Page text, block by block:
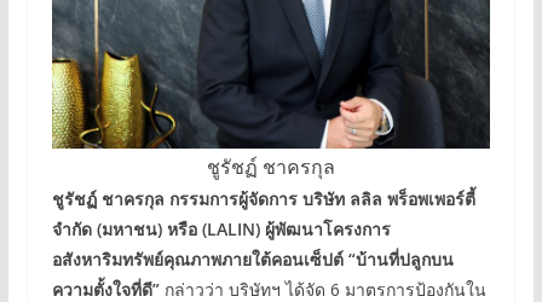
ชูรัชฏ์ ชาครกุล
ชูรัชฏ์ ชาครกุล กรรมการผู้จัดการ บริษัท ลลิล พร็อพเพอร์ตี้
จำกัด (มหาชน) หรือ (LALIN) ผู้พัฒนาโครงการ
อสังหาริมทรัพย์คุณภาพภายใต้คอนเซ็ปต์ “บ้านที่ปลูกบน
ความตั้งใจที่ดี” กล่าวว่า บริษัทฯ ได้จัด 6 มาตรการป้องกันใน